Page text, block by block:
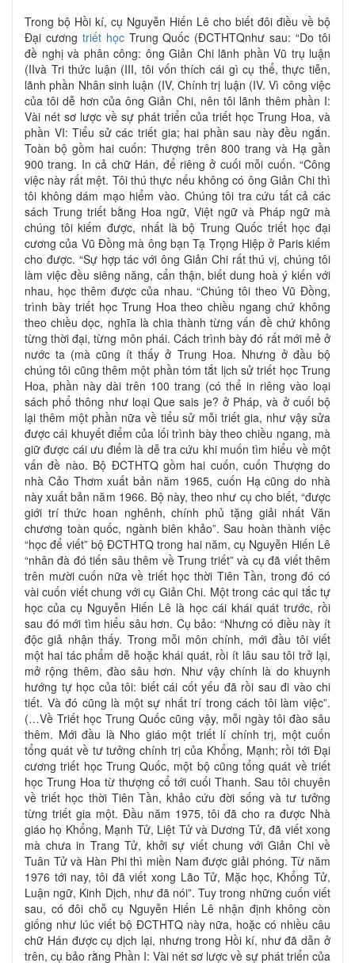
Trong bộ Hồi kí, cụ Nguyễn Hiến Lê cho biết đôi điều về bộ
Đại cương triết họcTrung Quốc (ĐCTHTQnhư sau: “Do tôi
đề nghị và phân công: ông Giản Chi lãnh phần Vũ trụ luận
(IIvà Tri thức luận (III, tôi vốn thích cái gì cụ thể, thực tiễn,
lãnh phần Nhân sinh luận (IV, Chính trị luận (IV. Vì công việc
của tôi dễ hơn của ông Giản Chi, nên tôi lãnh thêm phần I:
Vài nét sơ lược về sự phát triển của triết học Trung Hoa, và
phần VI: Tiểu sử các triết gia; hai phần sau này đều ngắn.
Toàn bộ gồm hai cuốn: Thượng trên 800 trang và Hạ gần
900 trang. In cả chữ Hán, để riêng ở cuối mỗi cuốn. “Công
việc này rất mệt. Tôi thú thực nếu không có ông Giản Chi thì
tôi không dám mạo hiểm vào. Chúng tôi tra cứu tất cả các
sách Trung triết bằng Hoa ngữ, Việt ngữ và Pháp ngữ mà
chúng tôi kiếm được, nhất là bộ Trung Quốc triết học đại
cương của Vũ Đồng mà ông bạn Tạ Trọng Hiệp ở Paris kiếm
cho được. “Sự hợp tác với ông Giản Chi rất thú vị, chúng tôi
làm việc đều siêng năng, cẩn thận, biết dung hoà ý kiến với
nhau, học thêm được của nhau. “Chúng tôi theo Vũ Đồng,
trình bày triết học Trung Hoa theo chiều ngang chứ không
theo chiều dọc, nghĩa là chia thành từng vấn đề chứ không
từng thời đại, từng môn phái. Cách trình bày đó rất mới mẻ ở
nước ta (mà cũng ít thấy ở Trung Hoa. Nhưng ở đầu bộ
chúng tôi cũng thêm một phần tóm tắt lịch sử triết học Trung
Hoa, phần này dài trên 100 trang (có thể in riêng vào loại
sách phổ thông như loại Que sais je? ở Pháp, và ở cuối bộ
lại thêm một phần nữa về tiểu sử mỗi triết gia, như vậy sửa
được cái khuyết điểm của lối trình bày theo chiều ngang, mà
giữ được cái ưu điểm là dễ tra cứu khi muốn tìm hiểu về một
vấn đề nào. Bộ ĐCTHTQ gồm hai cuốn, cuốn Thượng do
nhà Cảo Thơm xuất bản năm 1965, cuốn Hạ cũng do nhà
này xuất bản năm 1966. Bộ này, theo như cụ cho biết, “được
giới trí thức hoan nghênh, chính phủ tặng giải nhất Văn
chương toàn quốc, ngành biên khảo”. Sau hoàn thành việc
“học để viết” bộ ĐCTHTQ trong hai năm, cụ Nguyễn Hiến Lê
“nhân đà đó tiến sâu thêm về Trung triết” và cụ đã viết thêm
trên mười cuốn nữa về triết học thời Tiên Tần, trong đó có
vài cuốn viết chung với cụ Giản Chi. Một trong các qui tắc tự
học của cụ Nguyễn Hiến Lê là học cái khái quát trước, rồi
sau đó mới tìm hiểu sâu hơn. Cụ bảo: “Nhưng có điều này ít
độc giả nhận thấy. Trong mỗi môn chính, mới đầu tôi viết
một hai tác phẩm dễ hoặc khái quát, rồi ít lâu sau tôi trở lại,
mở rộng thêm, đào sâu hơn. Như vậy chính là do khuynh
hướng tự học của tôi: biết cái cốt yếu đã rồi sau đi vào chi
tiết. Và đó cũng là một sự nhất trí trong cách tôi làm việc”.
(…Về Triết học Trung Quốc cũng vậy, mỗi ngày tôi đào sâu
thêm. Mới đầu là Nho giáo một triết lí chính trị, một cuốn
tổng quát về tư tưởng chính trị của Khổng, Mạnh; rồi tới Đại
cương triết học Trung Quốc, một bộ cũng tổng quát về triết
học Trung Hoa từ thượng cổ tới cuối Thanh. Sau tôi chuyên
về triết học thời Tiên Tần, khảo cứu đời sống và tư tưởng
từng triết gia một. Đầu năm 1975, tôi đã cho ra được Nhà
giáo họ Khổng, Mạnh Tử, Liệt Tử và Dương Tử, đã viết xong
mà chưa in Trang Tử, khởi sự viết chung với Giản Chi về
Tuân Tử và Hàn Phi thì miền Nam được giải phóng. Từ năm
1976 tới nay, tôi đã viết xong Lão Tử, Mặc học, Khổng Tử,
Luận ngữ, Kinh Dịch, như đã nói”. Tuy trong những cuốn viết
sau, có đôi chỗ cụ Nguyễn Hiến Lê nhận định không còn
giống như lúc viết bộ ĐCTHTQ này nữa, hoặc có nhiều câu
chữ Hán được cụ dịch lại, nhưng trong Hồi kí, như đã dẫn ở
trên, cụ bảo rằng Phần I: Vài nét sơ lược về sự phát triển của